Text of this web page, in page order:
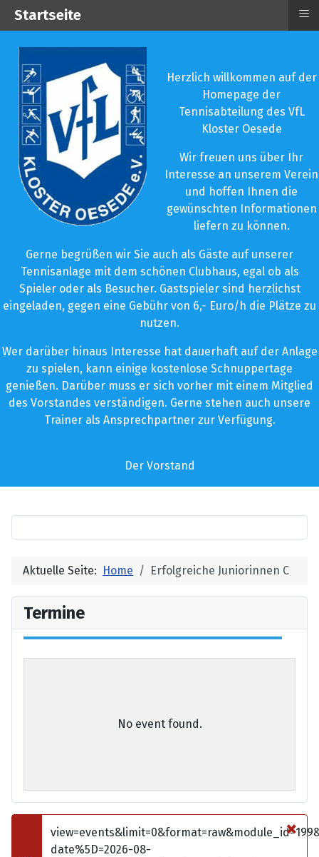
Herzlich willkommen auf der
Homepage der
Tennisabteilung des VfL
Kloster Oesede
Wir freuen uns über Ihr
Interesse an unserem Verein
und hoffen Ihnen die
gewünschten Informationen
liefern zu können.
Gerne begrüßen wir Sie auch als Gäste auf unserer
Tennisanlage mit dem schönen Clubhaus, egal ob als
Spieler oder als Besucher. Gastspieler sind herzlichst
eingeladen, gegen eine Gebühr von 6,- Euro/h die Plätze zu
nutzen.
Wer darüber hinaus Interesse hat dauerhaft auf der Anlage
zu spielen, kann einige kostenlose Schnuppertage
genießen. Darüber muss er sich vorher mit einem Mitglied
des Vorstandes verständigen. Gerne stehen auch unsere
Trainer als Ansprechpartner zur Verfügung.
Der Vorstand
Aktuelle Seite: Home Erfolgreiche Juniorinnen C
Termine
No event found.
×
date%5D=2026-08-
Startseite ≡